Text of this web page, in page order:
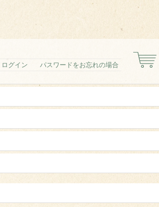
ログイン パスワードをお忘れの場合